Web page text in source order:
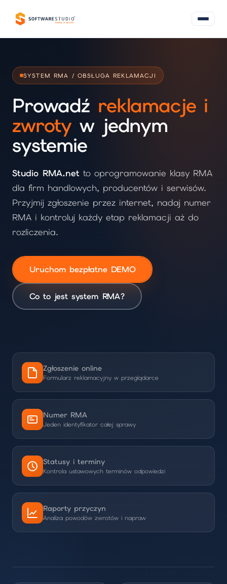
SYSTEM RMA / OBSŁUGA REKLAMACJI
Prowadź reklamacje i
zwroty w jednym
systemie
Studio RMA.net to oprogramowanie klasy RMA
dla firm handlowych, producentów i serwisów.
Przyjmij zgłoszenie przez internet, nadaj numer
RMA i kontroluj każdy etap reklamacji aż do
rozliczenia.
Uruchom bezpłatne DEMO
Co to jest system RMA?
Zgłoszenie online
Formularz reklamacyjny w przeglądarce
Numer RMA
Jeden identyfikator całej sprawy
Statusy i terminy
Kontrola ustawowych terminów odpowiedzi
Raporty przyczyn
Analiza powodów zwrotów i napraw